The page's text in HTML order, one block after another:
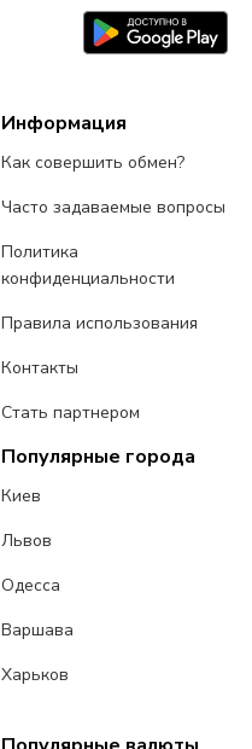
Информация
Как совершить обмен?
Часто задаваемые вопросы
Политика
конфиденциальности
Правила использования
Контакты
Стать партнером
Популярные города
Киев
Львов
Одесса
Варшава
Харьков